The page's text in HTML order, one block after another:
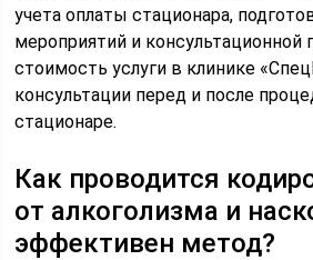
учета оплаты стационара,
мероприятий и консультационной
стоимость услуги в клинике
консультации перед и после
стационаре.
Как проводится
от алкоголизма и
эффективен метод?